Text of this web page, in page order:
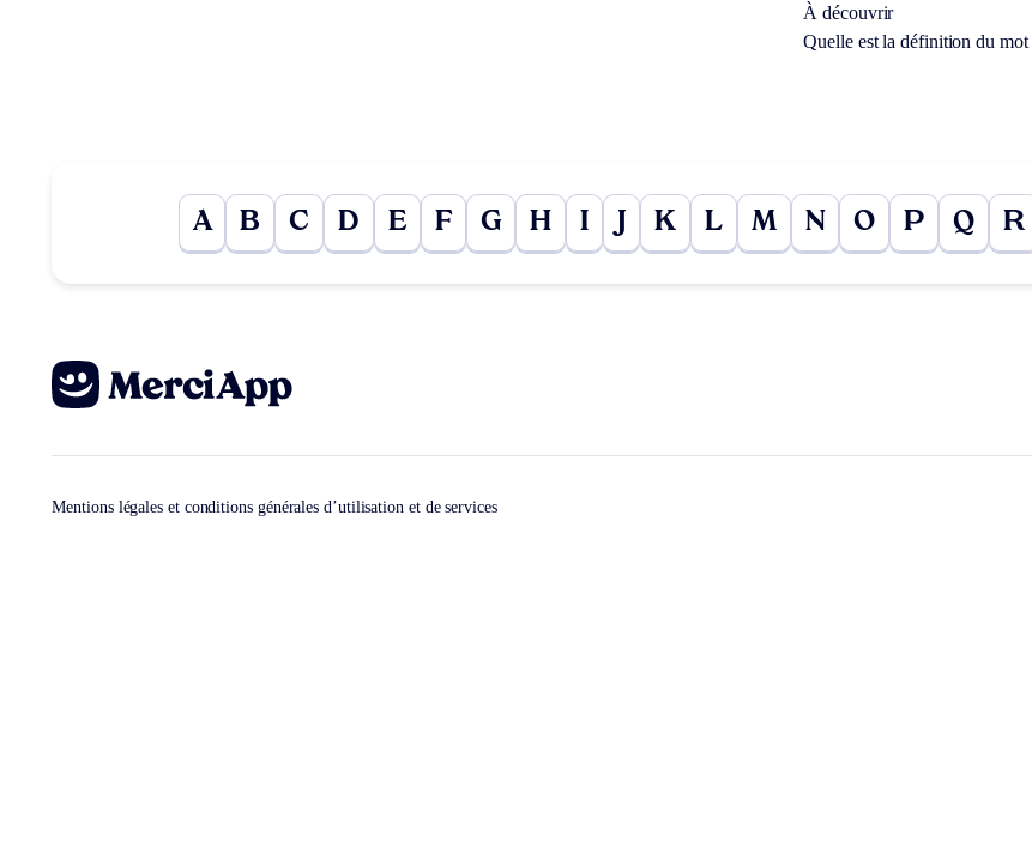
À découvrir
Quelle est la définition du mot
A B C D E F G H I K L M N O P Q R
Mentions légales et conditions générales d’utilisation et de services